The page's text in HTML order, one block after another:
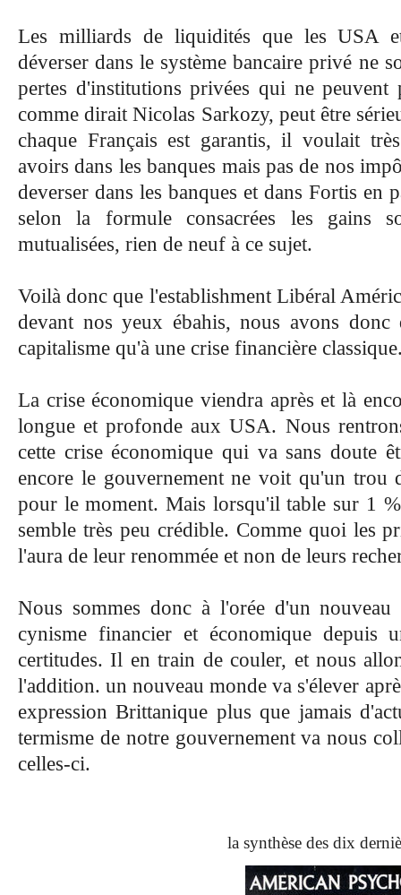
Les milliards de liquidités que les USA
déverser dans le système bancaire privé ne
pertes d'institutions privées qui ne peuvent
comme dirait Nicolas Sarkozy, peut être
chaque Français est garantis, il voulait
avoirs dans les banques mais pas de nos
deverser dans les banques et dans Fortis en
selon la formule consacrées les gains
mutualisées, rien de neuf à ce sujet.
Voilà donc que l'establishment Libéral
devant nos yeux ébahis, nous avons
capitalisme qu'à une crise financière
La crise économique viendra après et là
longue et profonde aux USA. Nous
cette crise économique qui va sans doute
encore le gouvernement ne voit qu'un trou
pour le moment. Mais lorsqu'il table sur 1
semble très peu crédible. Comme quoi les
l'aura de leur renommée et non de leurs
Nous sommes donc à l'orée d'un
cynisme financier et économique depuis
certitudes. Il en train de couler, et nous
l'addition. un nouveau monde va s'élever
expression Brittanique plus que jamais
termisme de notre gouvernement va nous
celles-ci.
la synthèse des dix